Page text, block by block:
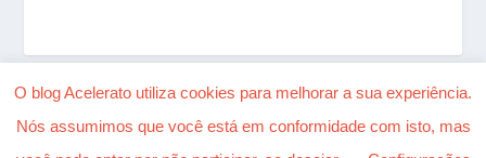
Desenhado porElegant Themes| Alimentado por
O blog Acelerato utiliza cookies para melhorar a sua experiência.
Nós assumimos que você está em conformidade com isto, mas